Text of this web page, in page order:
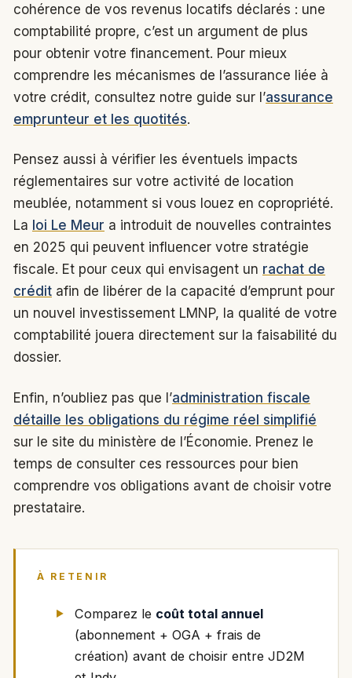
cohérence de vos revenus locatifs déclarés : une
comptabilité propre, c’est un argument de plus
pour obtenir votre financement. Pour mieux
comprendre les mécanismes de l’assurance liée à
votre crédit, consultez notre guide sur l’assurance
emprunteur et les quotités.
Pensez aussi à vérifier les éventuels impacts
réglementaires sur votre activité de location
meublée, notamment si vous louez en copropriété.
La loi Le Meur a introduit de nouvelles contraintes
en 2025 qui peuvent influencer votre stratégie
fiscale. Et pour ceux qui envisagent un rachat de
crédit afin de libérer de la capacité d’emprunt pour
un nouvel investissement LMNP, la qualité de votre
comptabilité jouera directement sur la faisabilité du
dossier.
Enfin, n’oubliez pas que l’administration fiscale
détaille les obligations du régime réel simplifié
sur le site du ministère de l’Économie. Prenez le
temps de consulter ces ressources pour bien
comprendre vos obligations avant de choisir votre
prestataire.
À RETENIR
Comparez le coût total annuel
(abonnement + OGA + frais de
création) avant de choisir entre JD2M